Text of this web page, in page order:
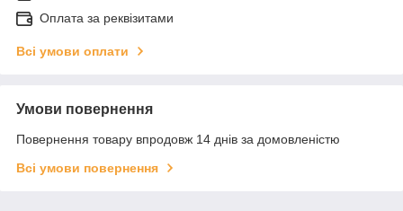
Оплата за реквізитами
Всі умови оплати
Умови повернення
Повернення товару впродовж 14 днів за домовленістю
Всі умови повернення